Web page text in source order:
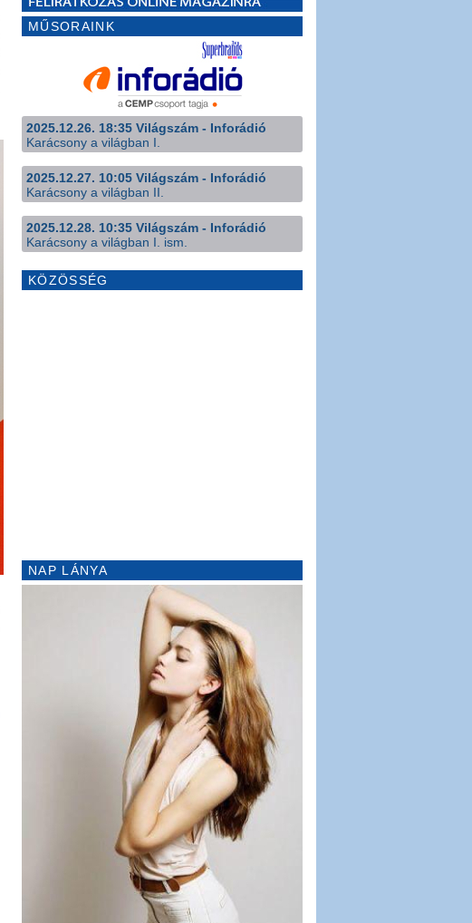
MŰSORAINK
2025.12.26. 18:35 Világszám - Inforádió
Karácsony a világban I.
2025.12.27. 10:05 Világszám - Inforádió
Karácsony a világban II.
2025.12.28. 10:35 Világszám - Inforádió
Karácsony a világban I. ism.
KÖZÖSSÉG
NAP LÁNYA